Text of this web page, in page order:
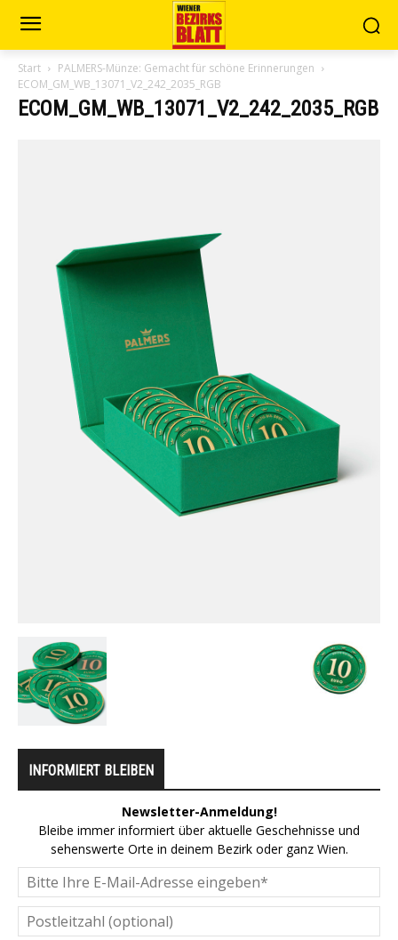
Start
PALMERS-Münze: Gemacht für schöne Erinnerungen
ECOM_GM_WB_13071_V2_242_2035_RGB
ECOM_GM_WB_13071_V2_242_2035_RGB
INFORMIERT BLEIBEN
Newsletter-Anmeldung!
Bleibe immer informiert über aktuelle Geschehnisse und
sehenswerte Orte in deinem Bezirk oder ganz Wien.